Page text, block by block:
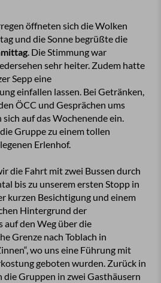
öffneten sich die Wolken
und die Sonne begrüßte die
. Die Stimmung war
sehr heiter. Zudem hatte
Sepp eine
einfallen lassen. Bei Getränken,
ÖCC und Gesprächen ums
auf das Wochenende ein.
Gruppe zu einem tollen
Erlenhof.
die Fahrt mit zwei Bussen durch
bis zu unserem ersten Stopp in
kurzen Besichtigung und einem
Hintergrund der
auf den Weg über die
Grenze nach Toblach in
wo uns eine Führung mit
geboten wurden. Zurück in
Gruppen in zwei Gasthäusern